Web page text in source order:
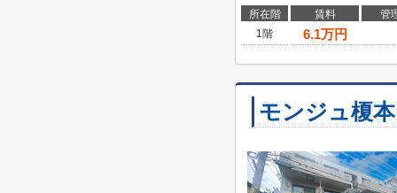
所在階 賃料
管
1階
6.1万円
モンジュ榎本